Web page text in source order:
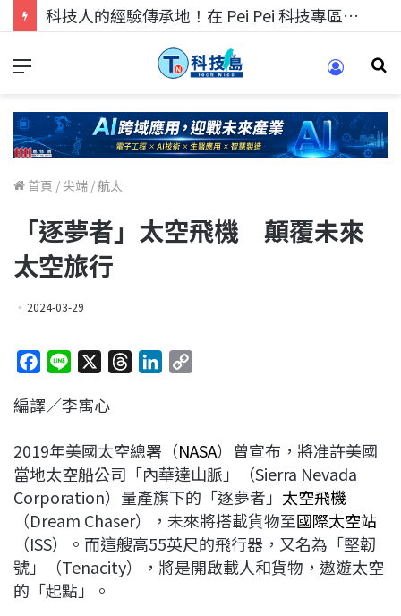
科技人的經驗傳承地！在 Pei Pei 科技專區，與學弟妹交流最硬核的技術
首頁 /尖端 /航太
「逐夢者」太空飛機 顛覆未來
太空旅行
2024-03-29
c
b
o
o
k
n
a
d
s
d
I
n
L
i
n
k
編譯／李寓心
2019年美國太空總署（NASA）曾宣布，將准許美國
當地太空船公司「內華達山脈」（Sierra Nevada
Corporation）量產旗下的「逐夢者」 太空飛機
（Dream Chaser），未來將搭載貨物至國際太空站
（ISS）。而這艘高55英尺的飛行器，又名為「堅韌
號」（Tenacity），將是開啟載人和貨物，遨遊太空
的「起點」。